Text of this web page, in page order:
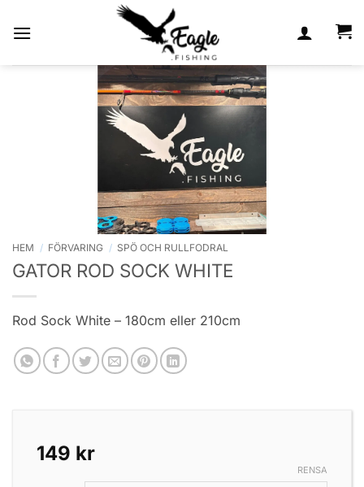
HEM / FÖRVARING / SPÖ OCH RULLFODRAL
GATOR ROD SOCK WHITE
Rod Sock White – 180cm eller 210cm
149 kr
RENSA